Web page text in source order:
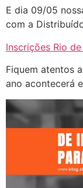
E dia 09/05
com a
Inscrições Rio
Fiquem atentos
ano acontecerá